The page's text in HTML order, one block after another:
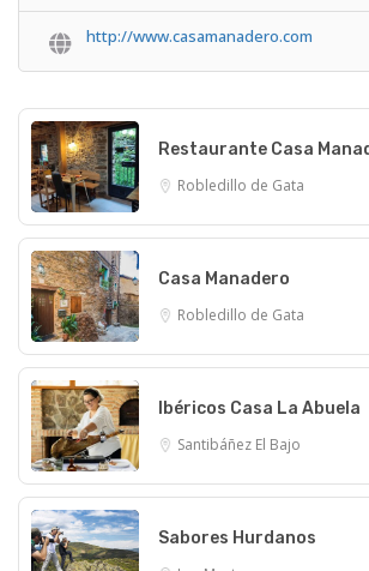
http://www.casamanadero.com
Restaurante Casa
Robledillo de Gata
Casa Manadero
Robledillo de Gata
Ibéricos Casa La Abuela
Santibáñez El Bajo
Sabores Hurdanos